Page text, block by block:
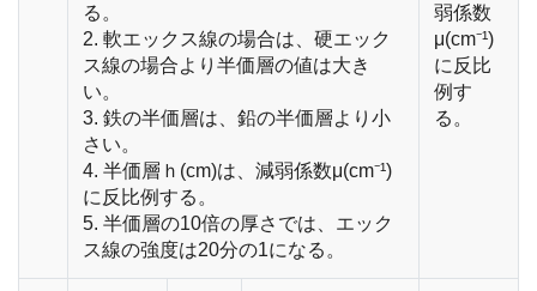
る。
2. 軟エックス線の場合は、硬エック
ス線の場合より半価層の値は大き
い。
3. 鉄の半価層は、鉛の半価層より小
さい。
4. 半価層ｈ(cm)は、減弱係数μ(cm⁻¹)
に反比例する。
5. 半価層の10倍の厚さでは、エック
ス線の強度は20分の1になる。
弱係数
μ(cm⁻¹)
に反比
例す
る。